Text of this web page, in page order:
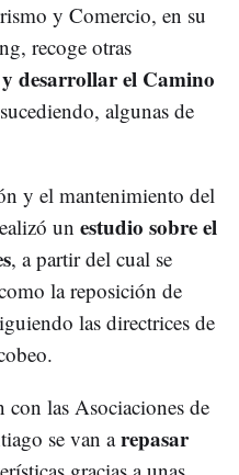
y Comercio, en su
recoge otras
desarrollar el Camino
algunas de
y el mantenimiento del
un estudio sobre el
, a partir del cual se
la reposición de
las directrices de
las Asociaciones de
se van arepasar